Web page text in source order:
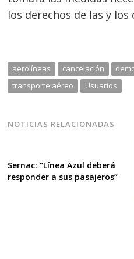
los derechos de las y los
aerolíneas cancelación
transporte aéreo
Usuarios
NOTICIAS RELACIONADAS
Sernac: “Línea Azul deberá
responder a sus pasajeros”